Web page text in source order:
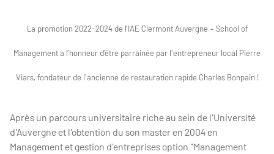
La promotion 2022-2024 de l’IAE Clermont Auvergne – School of
Management a l’honneur d’être parrainée par l'entrepreneur local Pierre
Viars, fondateur de l'ancienne de restauration rapide Charles Bonpain !
Après un parcours universitaire riche au sein de l'Université
d'Auvergne et l'obtention du son master en 2004 en
Management et gestion d'entreprises option "Management